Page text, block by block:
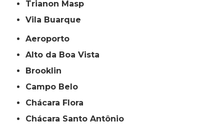
Trianon Masp
Vila Buarque
Aeroporto
Alto da Boa Vista
Brooklin
Campo Belo
Chácara Flora
Chácara Santo Antônio